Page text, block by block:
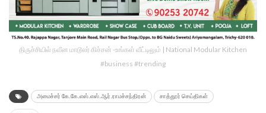
திருச்சியில் நவீன மாடூலர் கிச்சன் -உங்கள் வீட்டிலும் | National Modular Kitchen
#business #trending
அமைச்சர் கே.கே.எஸ்.எஸ்.ஆர்.ராமச்சந்திரன் சாத்தூர் செய்திகள்